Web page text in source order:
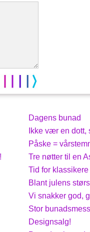
Dagens bunad
Ikke vær en dott,
Påske =
Tre nøtter til en
Tid for
Blant julens
Vi snakker god,
Stor
Designsalg!